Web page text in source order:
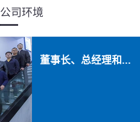
公司环境
董事长、总经理和...